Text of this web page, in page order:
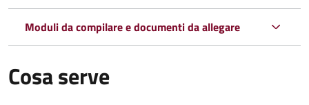
Moduli da compilare e documenti da allegare
Cosa serve